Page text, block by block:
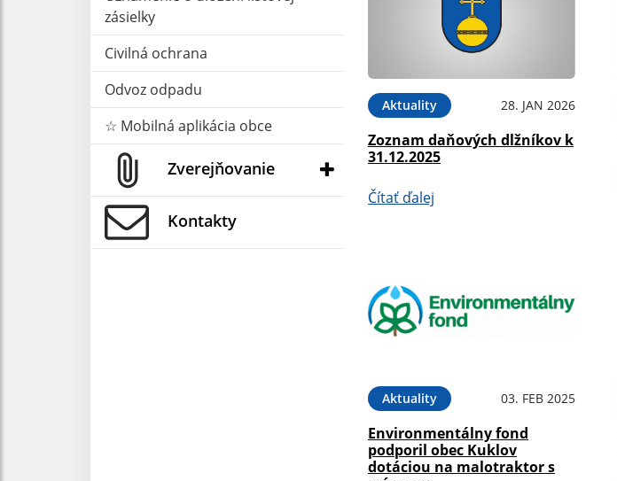
zásielky
Civilná ochrana
Odvoz odpadu
☆ Mobilná aplikácia obce
Zverejňovanie
Kontakty
Aktuality 28. JAN 2026
Zoznam daňových dlžníkov k
31.12.2025
Čítať ďalej
Aktuality 03. FEB 2025
Environmentálny fond
podporil obec Kuklov
dotáciou na malotraktor s